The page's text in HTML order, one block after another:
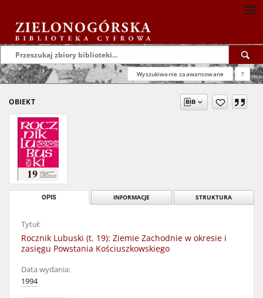
Wyszukiwanie zaawansowane ?
OBIEKT
OPIS INFORMACJE STRUKTURA
Tytuł:
Rocznik Lubuski (t. 19): Ziemie Zachodnie w okresie i
zasięgu Powstania Kościuszkowskiego
Data wydania:
1994